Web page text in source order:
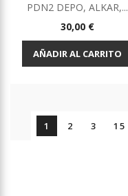
PDN2 DEPO, ALKAR,...
Precio
30,00 €
AÑADIR AL CARRITO
1 2 3 15